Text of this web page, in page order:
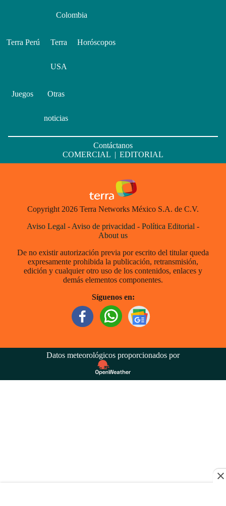
Colombia
Terra Perú Terra
USA
Horóscopos
Juegos Otras
noticias
Contáctanos
COMERCIAL | EDITORIAL
Copyright 2026 Terra Networks México S.A. de C.V.
Aviso Legal - Aviso de privacidad - Política Editorial -
About us
De no existir autorización previa por escrito del titular queda
expresamente prohibida la publicación, retransmisión,
edición y cualquier otro uso de los contenidos, enlaces y
demás elementos componentes.
Síguenos en:
Datos meteorológicos proporcionados por